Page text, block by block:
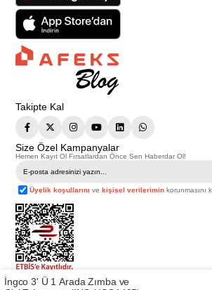
Takipte Kal
Size Özel Kampanyalar
Hemen Kayıt Ol Fırsatlardan Önce Sen Haberdar Ol!
Üyelik koşullarını vekişisel verilerimin korunmasını
Telif Hakkı © 2026Afeks Yapı Market .
İngco 3' Ü 1 Arada Zımba ve